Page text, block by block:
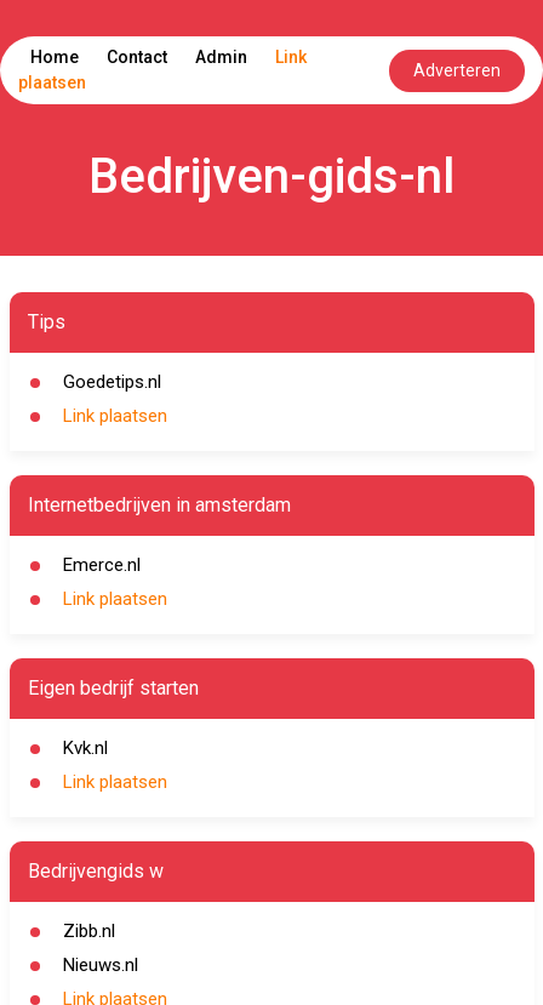
Home Contact Admin
Link
plaatsen
Adverteren
Bedrijven-gids-nl
Tips
Goedetips.nl
Link plaatsen
Internetbedrijven in amsterdam
Emerce.nl
Link plaatsen
Eigen bedrijf starten
Kvk.nl
Link plaatsen
Bedrijvengids w
Zibb.nl
Nieuws.nl
Link plaatsen